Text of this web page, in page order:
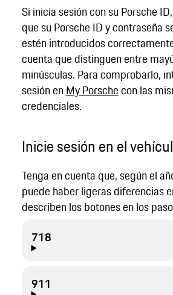
Si inicia sesión con su Porsche
que su Porsche ID y contraseña
estén introducidos
cuenta que distinguen entre
minúsculas. Para comprobarlo,
sesión enMy Porschecon las
credenciales.
Inicie sesión en el
Tenga en cuenta que, según el
puede haber ligeras diferencias
describen los botones en los
718
911